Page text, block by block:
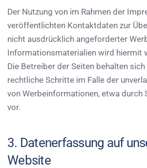
Der Nutzung von im Rahmen der
veröffentlichten Kontaktdaten zur
nicht ausdrücklich angeforderter
Informationsmaterialien wird hiermit
Die Betreiber der Seiten behalten
rechtliche Schritte im Falle der
von Werbeinformationen, etwa durch
vor.
3. Datenerfassung auf
Website